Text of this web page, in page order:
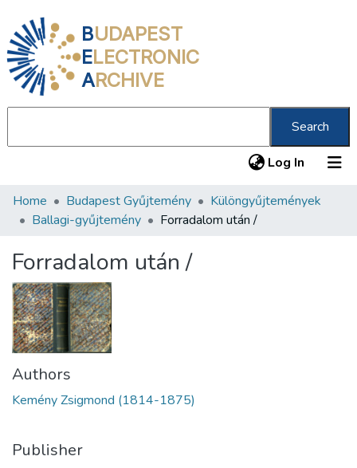
BUDAPEST
ELECTRONIC
ARCHIVE
Search
Log In (current)
Communities & Collections
Statistics
About us
Home Budapest Gyűjtemény
Különgyűjtemények
Ballagi-gyűjtemény
Forradalom után /
Forradalom után /
Authors
Kemény Zsigmond (1814-1875)
Publisher